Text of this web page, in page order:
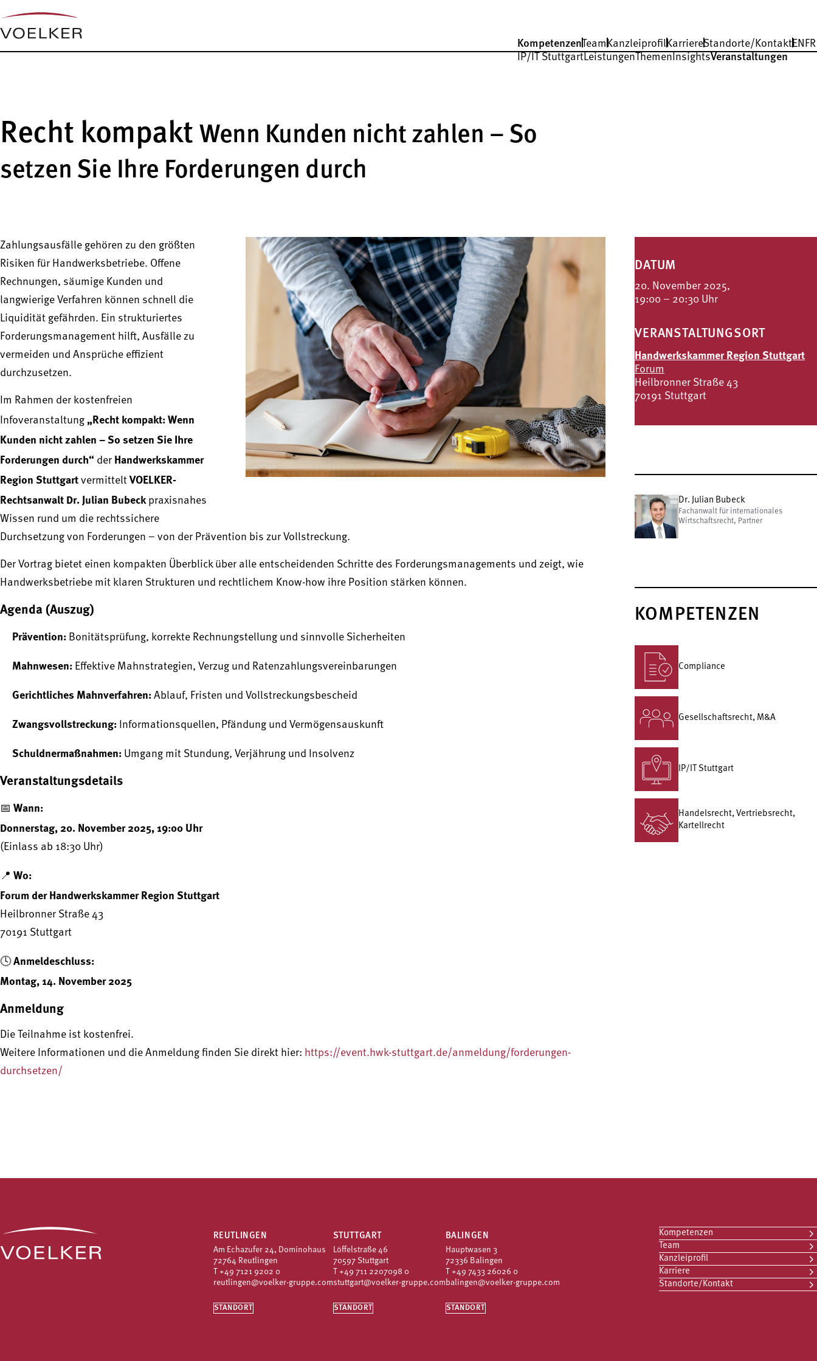
KompetenzenTeam KanzleiprofilKarriereStandorte/KontaktENFR
IP/IT StuttgartLeistungenThemenInsightsVeranstaltungen
Recht kompakt Wenn Kunden nicht zahlen – So
setzen Sie Ihre Forderungen durch
Zahlungsausfälle gehören zu den größten
Risiken für Handwerksbetriebe. Offene
Rechnungen, säumige Kunden und
langwierige Verfahren können schnell die
Liquidität gefährden. Ein strukturiertes
Forderungsmanagement hilft, Ausfälle zu
vermeiden und Ansprüche effizient
durchzusetzen.
Im Rahmen der kostenfreien
Infoveranstaltung „Recht kompakt: Wenn
Kunden nicht zahlen – So setzen Sie Ihre
Forderungen durch“ der Handwerkskammer
Region Stuttgart vermittelt VOELKER-
Rechtsanwalt Dr. Julian Bubeckpraxisnahes
Wissen rund um die rechtssichere
Durchsetzung von Forderungen – von der Prävention bis zur Vollstreckung.
Der Vortrag bietet einen kompakten Überblick über alle entscheidenden Schritte des Forderungsmanagements und zeigt, wie
Handwerksbetriebe mit klaren Strukturen und rechtlichem Know-how ihre Position stärken können.
Agenda (Auszug)
Prävention: Bonitätsprüfung, korrekte Rechnungstellung und sinnvolle Sicherheiten
Mahnwesen: Effektive Mahnstrategien, Verzug und Ratenzahlungsvereinbarungen
Gerichtliches Mahnverfahren: Ablauf, Fristen und Vollstreckungsbescheid
Zwangsvollstreckung: Informationsquellen, Pfändung und Vermögensauskunft
Schuldnermaßnahmen: Umgang mit Stundung, Verjährung und Insolvenz
Veranstaltungsdetails
📅 Wann:
Donnerstag, 20. November 2025, 19:00 Uhr
(Einlass ab 18:30 Uhr)
📍 Wo:
Forum der Handwerkskammer Region Stuttgart
Heilbronner Straße 43
70191 Stuttgart
🕓Anmeldeschluss:
Montag, 14. November 2025
Anmeldung
Die Teilnahme ist kostenfrei.
Weitere Informationen und die Anmeldung finden Sie direkt hier: https://event.hwk-stuttgart.de/anmeldung/forderungen-
durchsetzen/
DATUM
20. November 2025,
19:00 – 20:30 Uhr
VERANSTALTUNGSORT
Handwerkskammer Region Stuttgart
Forum
Heilbronner Straße 43
70191 Stuttgart
Dr. Julian Bubeck
Fachanwalt für internationales
Wirtschaftsrecht, Partner
KOMPETENZEN
Compliance
Gesellschafts­recht, M&A
IP/IT Stuttgart
Handelsrecht, Vertriebsrecht,
Kartellrecht
REUTLINGEN
Am Echazufer 24, Dominohaus
72764 Reutlingen
T +49 7121 9202 0
reutlingen@voelker-gruppe.com
STANDORT
STUTTGART
Löffelstraße 46
70597 Stuttgart
T +49 711 2207098 0
stuttgart@voelker-gruppe.com
STANDORT
BALINGEN
Hauptwasen 3
72336 Balingen
T +49 7433 26026 0
balingen@voelker-gruppe.com
STANDORT
Kompetenzen
Team
Kanzleiprofil
Karriere
Standorte/Kontakt